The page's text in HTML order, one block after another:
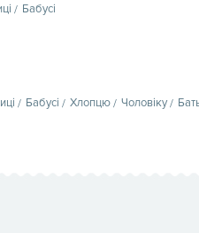
Бабусі
Бабусі Хлопцю Чоловіку